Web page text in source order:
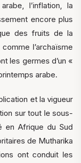
l’inflation, la
encore plus
des fruits de la
l’archaïsme
les germes d’un «
arabe.
et la vigueur
sur tout le sous-
en Afrique du Sud
de Mutharika
ont conduit les